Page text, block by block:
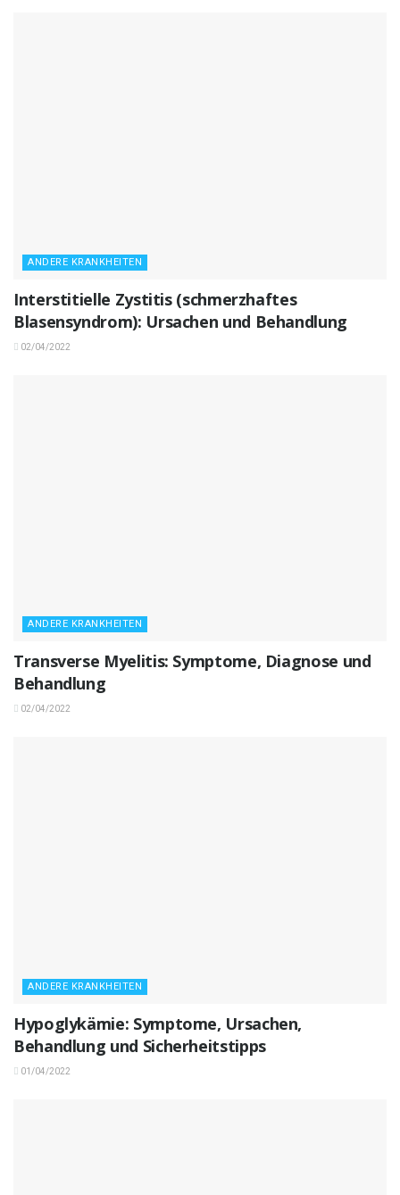
ANDERE KRANKHEITEN
Interstitielle Zystitis (schmerzhaftes
Blasensyndrom): Ursachen und Behandlung
02/04/2022
ANDERE KRANKHEITEN
Transverse Myelitis: Symptome, Diagnose und
Behandlung
02/04/2022
ANDERE KRANKHEITEN
Hypoglykämie: Symptome, Ursachen,
Behandlung und Sicherheitstipps
01/04/2022